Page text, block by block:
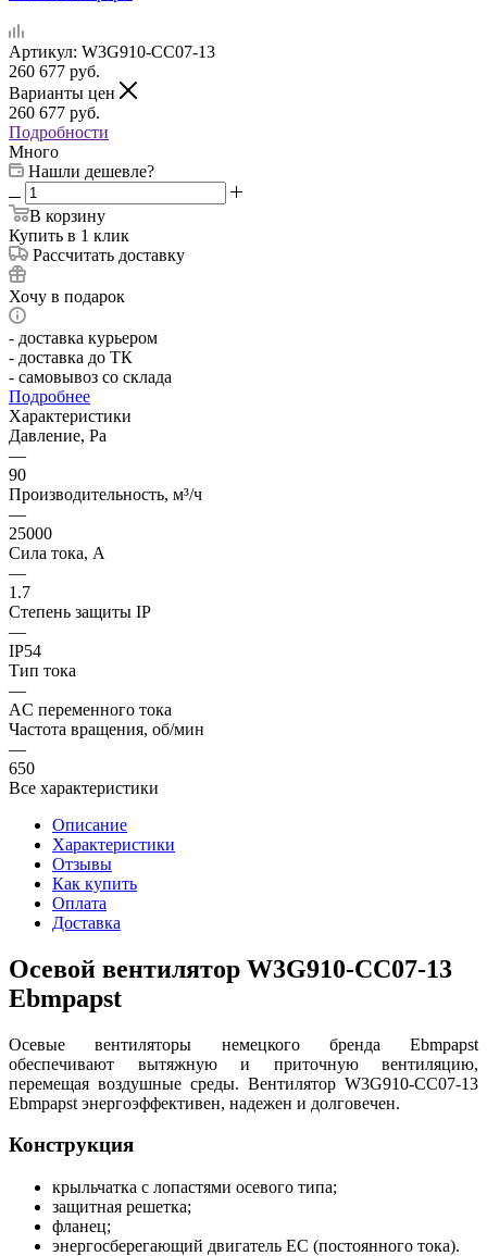
Артикул: W3G910-CC07-13
260 677 руб.
Варианты цен
260 677 руб.
Подробности
Много
Нашли дешевле?
В корзину
Купить в 1 клик
Рассчитать доставку
Хочу в подарок
- доставка курьером
- доставка до ТК
- самовывоз со склада
Подробнее
Характеристики
Давление, Pa
—
90
Производительность, м³/ч
—
25000
Сила тока, А
—
1.7
Степень защиты IP
—
IP54
Тип тока
—
AC переменного тока
Частота вращения, об/мин
—
650
Все характеристики
Описание
Характеристики
Отзывы
Как купить
Оплата
Доставка
Осевой вентилятор W3G910-CC07-13
Ebmpapst
Осевые вентиляторы немецкого бренда Ebmpapst
обеспечивают вытяжную и приточную вентиляцию,
перемещая воздушные среды. Вентилятор W3G910-CC07-13
Ebmpapst энергоэффективен, надежен и долговечен.
Конструкция
крыльчатка с лопастями осевого типа;
защитная решетка;
фланец;
энергосберегающий двигатель EC (постоянного тока).